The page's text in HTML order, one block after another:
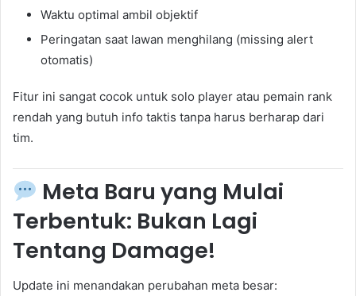
Waktu optimal ambil objektif
Peringatan saat lawan menghilang (missing alert
otomatis)
Fitur ini sangat cocok untuk solo player atau pemain rank
rendah yang butuh info taktis tanpa harus berharap dari
tim.
Meta Baru yang Mulai
Terbentuk: Bukan Lagi
Tentang Damage!
Update ini menandakan perubahan meta besar: